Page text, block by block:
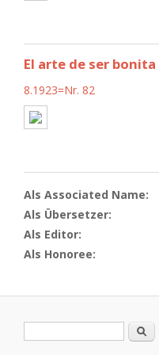
El arte de ser bonita
8.1923=Nr. 82
Als Associated Name:
Als Übersetzer:
Als Editor:
Als Honoree:
Search